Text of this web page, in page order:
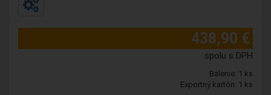
438,90 €
spolu s DPH
Balenie: 1 ks
Exportný kartón: 1 ks